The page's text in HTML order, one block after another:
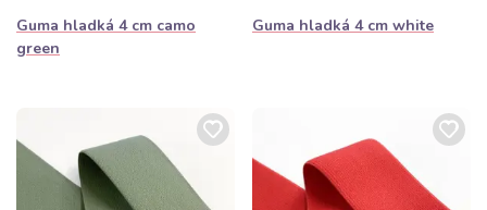
Guma hladká 4 cm camo
green
Guma hladká 4 cm white